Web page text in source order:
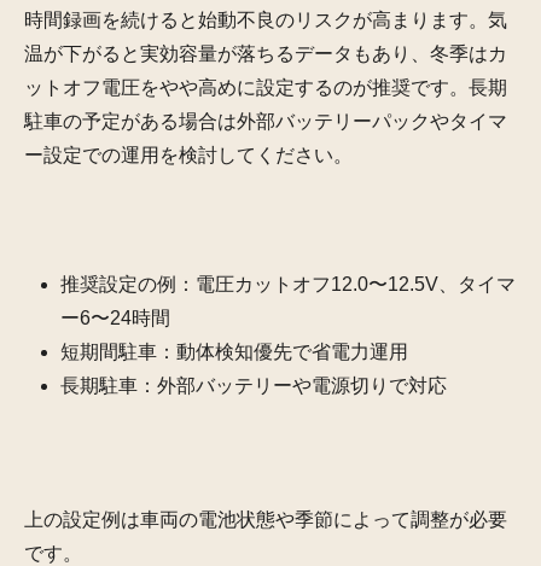
時間録画を続けると始動不良のリスクが高まります。気
温が下がると実効容量が落ちるデータもあり、冬季はカ
ットオフ電圧をやや高めに設定するのが推奨です。長期
駐車の予定がある場合は外部バッテリーパックやタイマ
ー設定での運用を検討してください。
推奨設定の例：電圧カットオフ12.0〜12.5V、タイマ
ー6〜24時間
短期間駐車：動体検知優先で省電力運用
長期駐車：外部バッテリーや電源切りで対応
上の設定例は車両の電池状態や季節によって調整が必要
です。